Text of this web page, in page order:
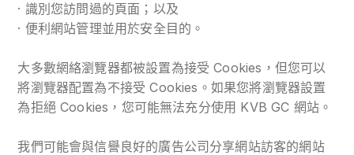
· 識別您訪問過的頁面；以及
· 便利網站管理並用於安全目的。
大多數網絡瀏覽器都被設置為接受 Cookies，但您可以
將瀏覽器配置為不接受 Cookies。如果您將瀏覽器設置
為拒絕 Cookies，您可能無法充分使用 KVB GC 網站。
我們可能會與信譽良好的廣告公司分享網站訪客的網站